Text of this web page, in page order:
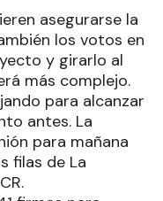
asegurarse la
los votos en
y girarlo al
más complejo.
para alcanzar
antes. La
para mañana
filas de La